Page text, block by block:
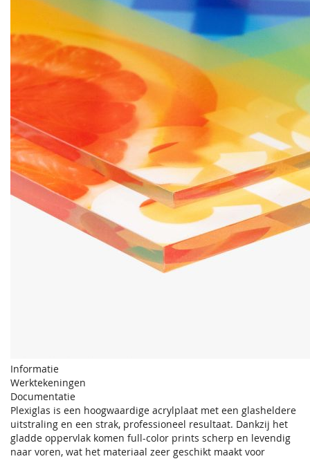
Informatie
Werktekeningen
Documentatie
Plexiglas is een hoogwaardige acrylplaat met een glasheldere
uitstraling en een strak, professioneel resultaat. Dankzij het
gladde oppervlak komen full-color prints scherp en levendig
naar voren, wat het materiaal zeer geschikt maakt voor